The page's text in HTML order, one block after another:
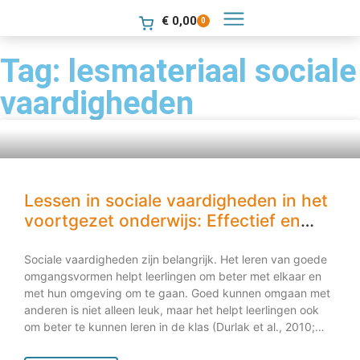
€0,00 0
Tag: lesmateriaal sociale
vaardigheden
Lessen in sociale vaardigheden in het
voortgezet onderwijs: Effectief en
Sociale vaardigheden zijn belangrijk. Het leren van goede
omgangsvormen helpt leerlingen om beter met elkaar en
met hun omgeving om te gaan. Goed kunnen omgaan met
anderen is niet alleen leuk, maar het helpt leerlingen ook
om beter te kunnen leren in de klas (Durlak et al., 2010;